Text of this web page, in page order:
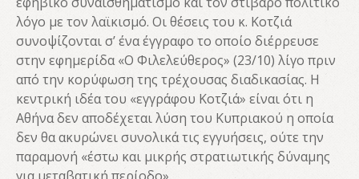
λόγο με τον λαϊκισμό. Οι θέσεις του κ. Κοτζιά
συνοψίζονται σ’ ένα έγγραφο το οποίο διέρρευσε
στην εφημερίδα «Ο Φιλελεύθερος» (23/10) λίγο πριν
από την κορύφωση της τρέχουσας διαδικασίας. Η
κεντρική ιδέα του «εγγράφου Κοτζιά» είναι ότι η
Αθήνα δεν αποδέχεται λύση του Κυπριακού η οποία
δεν θα ακυρώνει συνολικά τις εγγυήσεις, ούτε την
παραμονή «έστω και μικρής στρατιωτικής δύναμης